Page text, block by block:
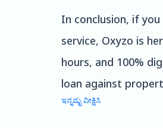
In conclusion, if
service, Oxyzo is
hours, and 100%
loan against
ಇನ್ನಷ್ಟು ವೀಕ್ಷಿಸಿ